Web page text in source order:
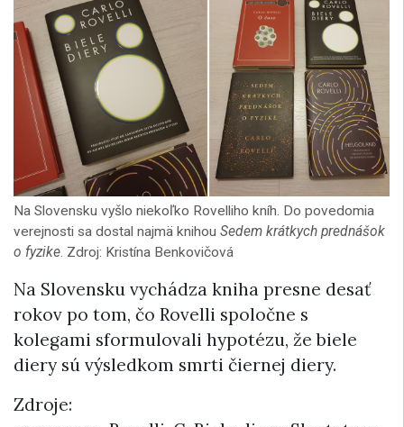
Na Slovensku vyšlo niekoľko Rovelliho kníh. Do povedomia
verejnosti sa dostal najmä knihou Sedem krátkych prednášok
o fyzike. Zdroj: Kristína Benkovičová
Na Slovensku vychádza kniha presne desať
rokov po tom, čo Rovelli spoločne s
kolegami sformulovali hypotézu, že biele
diery sú výsledkom smrti čiernej diery.
Zdroje: